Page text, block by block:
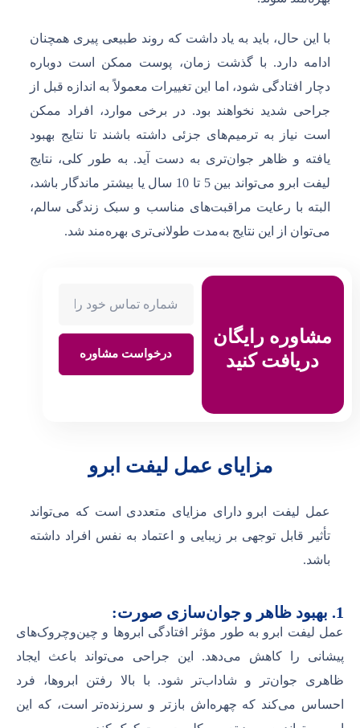
با این حال، باید به یاد داشت که روند طبیعی پیری همچنان
ادامه دارد. با گذشت زمان، پوست ممکن است دوباره
دچار افتادگی شود، اما این تغییرات معمولاً به اندازه قبل از
جراحی شدید نخواهند بود. در برخی موارد، افراد ممکن
است نیاز به ترمیم‌های جزئی داشته باشند تا نتایج بهبود
یافته و ظاهر جوان‌تری به دست آید. به طور کلی، نتایج
لیفت ابرو می‌تواند بین 5 تا 10 سال یا بیشتر ماندگار باشد،
البته با رعایت مراقبت‌های مناسب و سبک زندگی سالم،
می‌توان از این نتایج به‌مدت طولانی‌تری بهره‌مند شد.
مشاوره رایگان
دریافت کنید
درخواست مشاوره
مزایای عمل لیفت ابرو
عمل لیفت ابرو دارای مزایای متعددی است که می‌تواند
تأثیر قابل توجهی بر زیبایی و اعتماد به نفس افراد داشته
باشد.
1. بهبود ظاهر و جوان‌سازی صورت:
عمل لیفت ابرو به طور مؤثر افتادگی ابروها و چین‌وچروک‌های
پیشانی را کاهش می‌دهد. این جراحی می‌تواند باعث ایجاد
ظاهری جوان‌تر و شاداب‌تر شود. با بالا رفتن ابروها، فرد
احساس می‌کند که چهره‌اش بازتر و سرزنده‌تر است، که این